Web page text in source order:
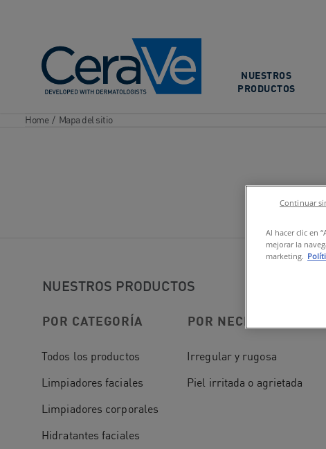
NUESTROS
PRODUCTOS
Home / Mapa del sitio
NUESTROS PRODUCTOS
POR CATEGORÍA
Todos los productos
Limpiadores faciales
Limpiadores corporales
Hidratantes faciales
POR NECESIDAD
Irregular y rugosa
Piel irritada o agrietada
Al hacer clic en
mejorar la
marketing.
Continuar